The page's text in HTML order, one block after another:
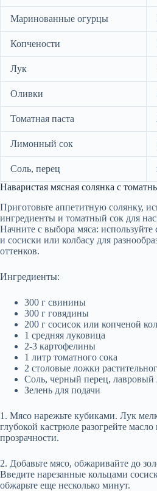
Маринованные огурцы
Копчености
Лук
Оливки
Томатная паста
Лимонный сок
Соль, перец
Наваристая мясная солянка с
Приготовьте аппетитную солянку,
ингредиенты и томатный сок для
Начните с выбора мяса: используйте
и сосиски или колбасу для
оттенков.
Ингредиенты:
300 г свинины
300 г говядины
200 г сосисок или копченой
1 средняя луковица
2-3 картофелины
1 литр томатного сока
2 столовые ложки
Соль, черный перец, лавровый
Зелень для подачи
1. Мясо нарежьте кубиками. Лук
глубокой кастрюле разогрейте
прозрачности.
2. Добавьте мясо, обжаривайте до
Введите нарезанные кольцами
обжарьте еще несколько минут.